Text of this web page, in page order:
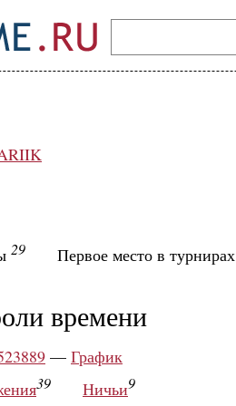
29 Первое место в турнирах
времени
— График
39 Ничьи9